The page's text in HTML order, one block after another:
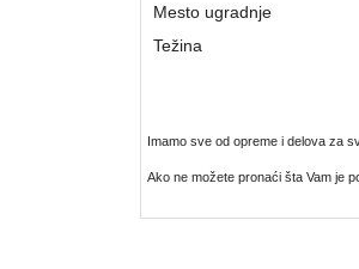
Mesto ugradnje
Težina
Imamo sve od opreme i delova za
Ako ne možete pronaći šta Vam je